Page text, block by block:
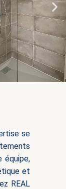
se
équipe,
et
REAL